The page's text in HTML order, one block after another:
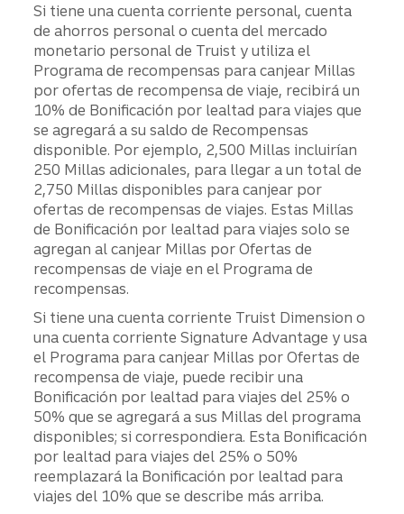
Si tiene una cuenta corriente personal, cuenta
de ahorros personal o cuenta del mercado
monetario personal de Truist y utiliza el
Programa de recompensas para canjear Millas
por ofertas de recompensa de viaje, recibirá un
10% de Bonificación por lealtad para viajes que
se agregará a su saldo de Recompensas
disponible. Por ejemplo, 2,500 Millas incluirían
250 Millas adicionales, para llegar a un total de
2,750 Millas disponibles para canjear por
ofertas de recompensas de viajes. Estas Millas
de Bonificación por lealtad para viajes solo se
agregan al canjear Millas por Ofertas de
recompensas de viaje en el Programa de
recompensas.
Si tiene una cuenta corriente Truist Dimension o
una cuenta corriente Signature Advantage y usa
el Programa para canjear Millas por Ofertas de
recompensa de viaje, puede recibir una
Bonificación por lealtad para viajes del 25% o
50% que se agregará a sus Millas del programa
disponibles; si correspondiera. Esta Bonificación
por lealtad para viajes del 25% o 50%
reemplazará la Bonificación por lealtad para
viajes del 10% que se describe más arriba.